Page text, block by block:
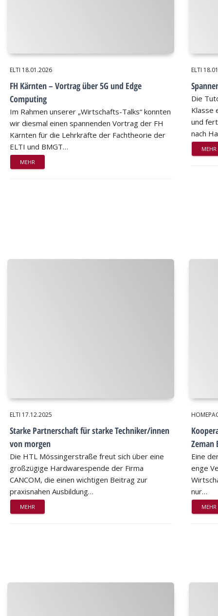
ELTI 18.01.2026
FH Kärnten – Vortrag über 5G und Edge
Computing
Im Rahmen unserer „Wirtschafts-Talks“ konnten
wir diesmal einen spannenden Vortrag der FH
Kärnten für die Lehrkräfte der Fachtheorie der
ELTI und BMGT…
MEHR
ELTI
Die
Klasse
und
nach
MEHR
ELTI 17.12.2025
Starke Partnerschaft für starke Techniker/innen
von morgen
Die HTL Mössingerstraße freut sich über eine
großzügige Hardwarespende der Firma
CANCOM, die einen wichtigen Beitrag zur
praxisnahen Ausbildung…
MEHR
Zeman
Eine
enge
nur…
MEHR